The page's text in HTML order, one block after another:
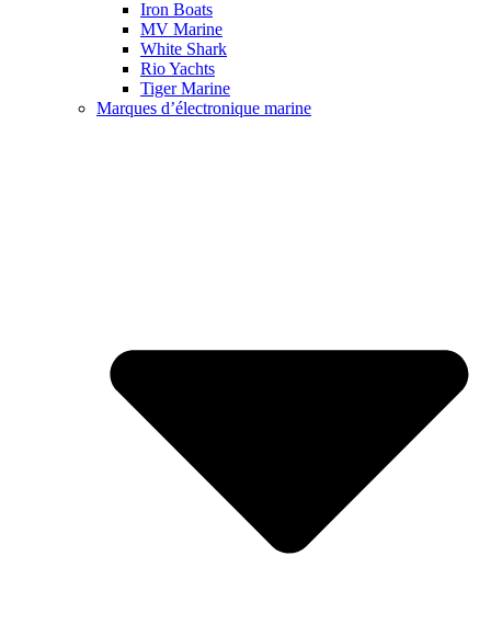
Iron Boats
MV Marine
White Shark
Rio Yachts
Tiger Marine
Marques d’électronique marine